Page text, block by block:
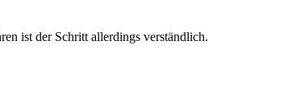
ist der Schritt allerdings verständlich.